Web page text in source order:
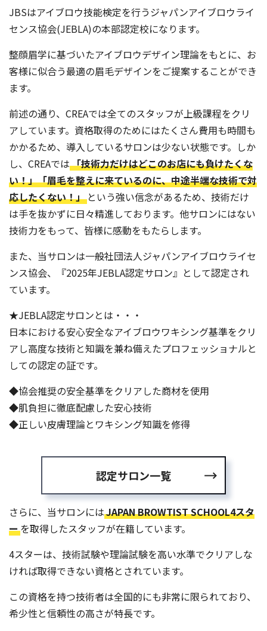
JBSはアイブロウ技能検定を行うジャパンアイブロウライ
センス協会(JEBLA)の本部認定校になります。
整顔眉学に基づいたアイブロウデザイン理論をもとに、お
客様に似合う最適の眉毛デザインをご提案することができ
ます。
前述の通り、CREAでは全てのスタッフが上級課程をクリ
アしています。資格取得のためにはたくさん費用も時間も
かかるため、導入しているサロンは少ない状態です。しか
し、CREAでは「技術力だけはどこのお店にも負けたくな
い！」「眉毛を整えに来ているのに、中途半端な技術で対
応したくない！」 という強い信念があるため、技術だけ
は手を抜かずに日々精進しております。他サロンにはない
技術力をもって、皆様に感動をもたらします。
また、当サロンは一般社団法人ジャパンアイブロウライセ
ンス協会、『2025年JEBLA認定サロン』として認定され
ています。
★JEBLA認定サロンとは・・・
日本における安心安全なアイブロウワキシング基準をクリ
アし高度な技術と知識を兼ね備えたプロフェッショナルと
しての認定の証です。
◆協会推奨の安全基準をクリアした商材を使用
◆肌負担に徹底配慮した安心技術
◆正しい皮膚理論とワキシング知識を修得
認定サロン一覧
さらに、当サロンにはJAPAN BROWTIST SCHOOL4スタ
ーを取得したスタッフが在籍しています。
4スターは、技術試験や理論試験を高い水準でクリアしな
ければ取得できない資格とされています。
この資格を持つ技術者は全国的にも非常に限られており、
希少性と信頼性の高さが特長です。